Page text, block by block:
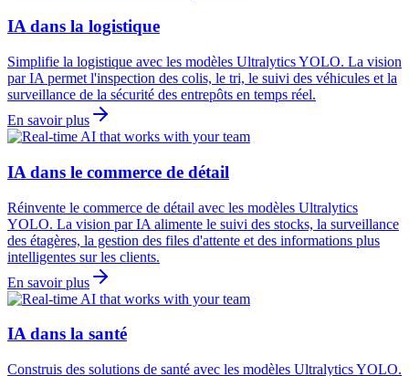
IA dans la logistique
Simplifie la logistique avec les modèles Ultralytics YOLO. La vision
par IA permet l'inspection des colis, le tri, le suivi des véhicules et la
surveillance de la sécurité des entrepôts en temps réel.
En savoir plus
IA dans le commerce de détail
Réinvente le commerce de détail avec les modèles Ultralytics
YOLO. La vision par IA alimente le suivi des stocks, la surveillance
des étagères, la gestion des files d'attente et des informations plus
intelligentes sur les clients.
En savoir plus
IA dans la santé
Construis des solutions de santé avec les modèles Ultralytics YOLO.